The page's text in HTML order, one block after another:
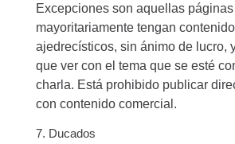
Excepciones son aquellas
mayoritariamente tengan
ajedrecísticos, sin ánimo de lucro,
que ver con el tema que se esté
charla. Está prohibido publicar
con contenido comercial.
7. Ducados